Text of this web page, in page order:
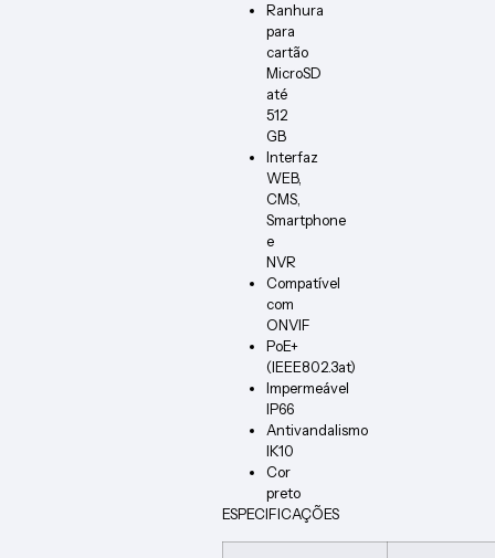
Ranhura
para
cartão
MicroSD
até
512
GB
Interfaz
WEB,
CMS,
Smartphone
e
NVR
Compatível
com
ONVIF
PoE+
(IEEE802.3at)
Impermeável
IP66
Antivandalismo
IK10
Cor
preto
ESPECIFICAÇÕES